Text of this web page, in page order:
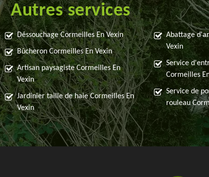
Autres services
Déssouchage Cormeilles En Vexin
Bûcheron Cormeilles En Vexin
Artisan paysagiste Cormeilles En
Vexin
Jardinier taille de haie Cormeilles En
Vexin
Abattage
Vexin
Service
Cormeilles
Service de
rouleau